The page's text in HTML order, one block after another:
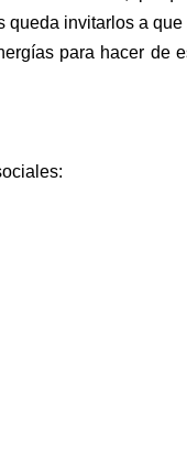
invitarlos a
para hacer de